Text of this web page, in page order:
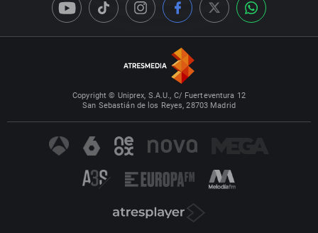
Copyright © Uniprex, S.A.U., C/ Fuerteventura 12
San Sebastián de los Reyes, 28703 Madrid